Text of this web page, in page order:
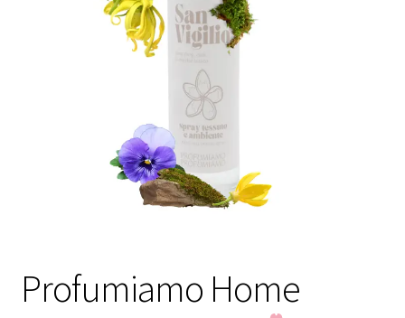
Contactgegevens
Profumiamo Home